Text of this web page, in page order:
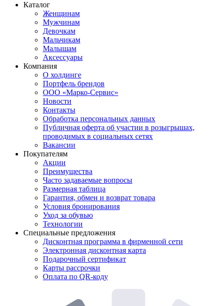
Каталог
Женщинам
Мужчинам
Девочкам
Мальчикам
Малышам
Аксессуары
Компания
О холдинге
Портфель брендов
ООО «Марко-Сервис»
Новости
Контакты
Обработка персональных данных
Публичная оферта об участии в розыгрышах,
проводимых в социальных сетях
Вакансии
Покупателям
Акции
Преимущества
Часто задаваемые вопросы
Размерная таблица
Гарантия, обмен и возврат товара
Условия бронирования
Уход за обувью
Технологии
Специальные предложения
Дисконтная программа в фирменной сети
Электронная дисконтная карта
Подарочный сертификат
Карты рассрочки
Оплата по QR-коду